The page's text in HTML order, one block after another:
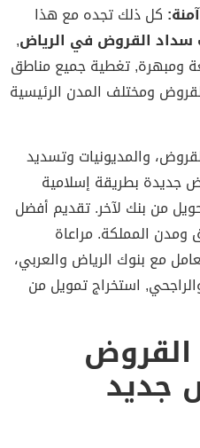
كل ذلك تجده مع هذا
القروض في الرياض,
تغطية جميع مناطق
ومختلف المدن الرئيسية
والمديونيات وتسديد
بطريقة إسلامية
من بنك لآخر. تقديم أفضل
المملكة. مراعاة
مع بنوك الرياض والعربي،
استخراج تمويل من